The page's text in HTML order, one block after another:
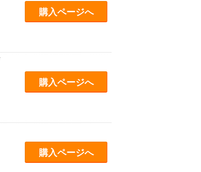
購入ページへ
購入ページへ
購入ページへ